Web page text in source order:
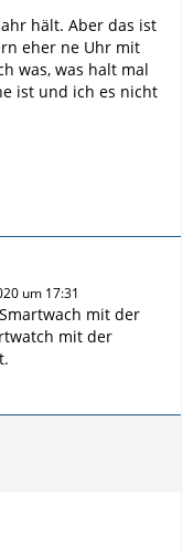
hält. Aber das ist
eher ne Uhr mit
was, was halt mal
ist und ich es nicht
um 17:31
mit der
mit der